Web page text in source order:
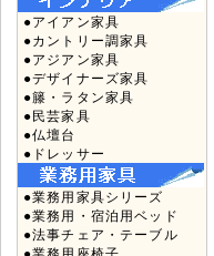
●アイアン家具
●カントリー調家具
●アジアン家具
●デザイナーズ家具
●籐・ラタン家具
●民芸家具
●仏壇台
●ドレッサー
●業務用家具シリーズ
●業務用・宿泊用ベッド
●法事チェア・テーブル